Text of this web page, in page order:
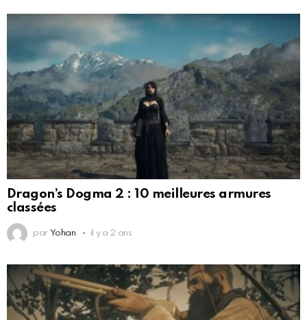
Dragon’s Dogma 2 : 10 meilleures armures
classées
par Yohan il y a 2 ans